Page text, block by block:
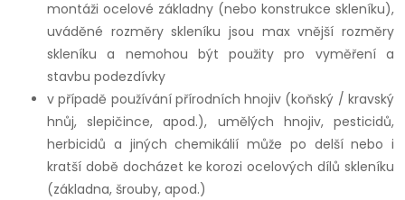
montáži ocelové základny (nebo konstrukce skleníku),
uváděné rozměry skleníku jsou max vnější rozměry
skleníku a nemohou být použity pro vyměření a
stavbu podezdívky
v případě používání přírodních hnojiv (koňský / kravský
hnůj, slepičince, apod.), umělých hnojiv, pesticidů,
herbicidů a jiných chemikálií může po delší nebo i
kratší době docházet ke korozi ocelových dílů skleníku
(základna, šrouby, apod.)